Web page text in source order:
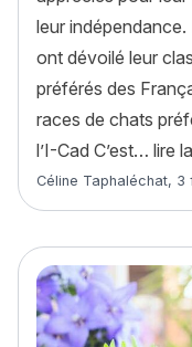
leur indépendance.
ont dévoilé leur
préférés des
races de chats
l’I-Cad C’est… lire
Article rédigé par
Céline Taphaléchat, 3